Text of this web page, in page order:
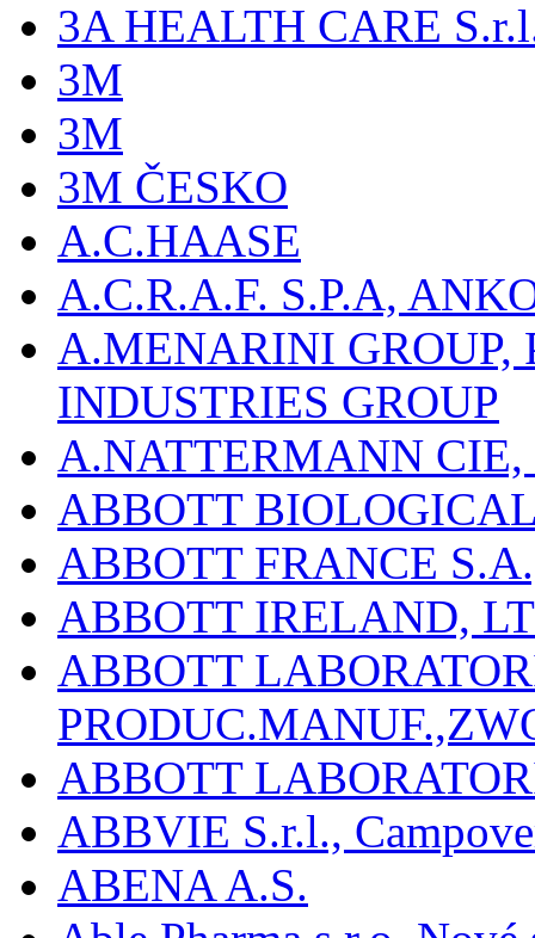
3A HEALTH CARE
3M
3M
3M ČESKO
A.C.HAASE
A.C.R.A.F. S.P.A,
A.MENARINI
INDUSTRIES GROUP
A.NATTERMANN
ABBOTT
ABBOTT FRANCE
ABBOTT IRELAND,
ABBOTT
ABBOTT
ABBVIE S.r.l.,
ABENA A.S.